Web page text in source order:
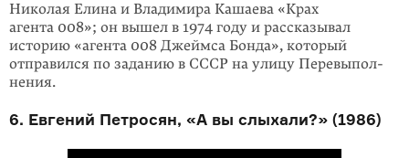
Николая Елина и Владимира Кашаева «Крах
агента 008»; он вышел в 1974 году и рассказывал
историю «агента 008 Джеймса Бонда», который
отправился по заданию в СССР на улицу Перевыпол­
нения.
6. Евгений Петросян, «А вы слыхали?» (1986)